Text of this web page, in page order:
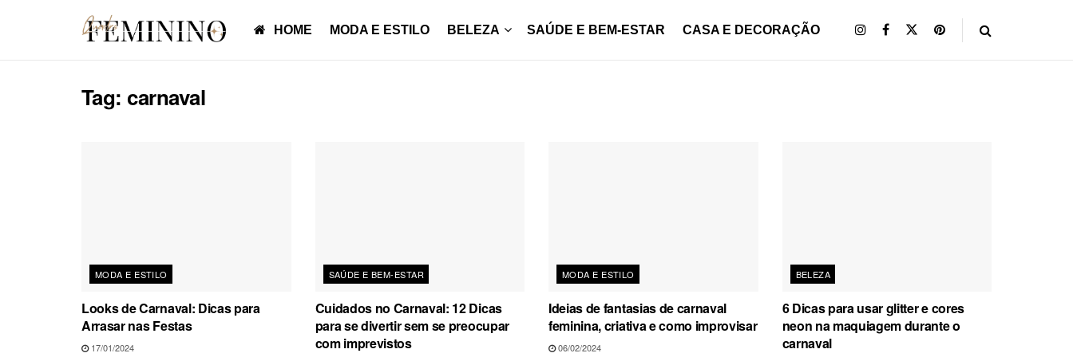
HOME MODA E ESTILO BELEZA SAÚDE E BEM-ESTAR CASA E DECORAÇÃO
Tag: carnaval
MODA E ESTILO
Looks de Carnaval: Dicas para
Arrasar nas Festas
17/01/2024
SAÚDE E BEM-ESTAR
Cuidados no Carnaval: 12 Dicas
para se divertir sem se preocupar
com imprevistos
MODA E ESTILO
Ideias de fantasias de carnaval
feminina, criativa e como improvisar
06/02/2024
BELEZA
6 Dicas para usar glitter e cores
neon na maquiagem durante o
carnaval